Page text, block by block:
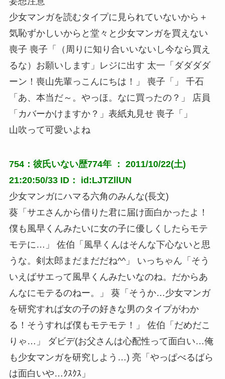
少女マンガを読むタイプに見られていないから＋
気恥ずかしいからと堂々と少女マンガを買えない
喪子 喪子「（周りに知り合いいないし今なら買え
るな）お願いします」レジに出す 太一「ダダダダ
ーン！喪山先輩っこんにちは！」 喪子「」 千石
「あ、本当だ～。やっほ。なに買ったの？」 店員
「カバーかけますか？」表紙丸見せ 喪子「」
山吹って可愛いよね
754：彼氏いない歴774年 ： 2011/10/22(土)
21:20:50/33 ID： id:LJTZllUN
少女マンガにハマる六角のみんな(長文)
葵「サエさんから借りた君に届け面白かったよ！
僕も風早くんみたいに女の子に優しくしたらモテ
モテに…」 佐伯「風早くんはそんな下心ないと思
うな。剣太郎まだまだだね^^」 いっちゃん「そう
いえばサエって風早くんみたいなのね。だからあ
んなにモテるのねー。」 葵「そうか…少女マンガ
を研究すれば女の子の好きな男のタイプがわか
る！そうすれば僕もモテモテ！」 佐伯「だめだこ
りゃ…」 ダビデ(お父さんは心配性って面白い…俺
も少女マンガを研究しよう…) 亮「やっぱべるばら
は面白いや…ｸｽｸｽ」